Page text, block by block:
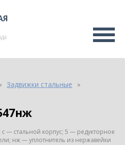
Задвижки стальные
— стальной корпус; 5 — редукторное
нж — уплотнитель из нержавейки